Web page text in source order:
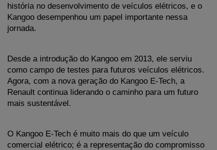
história no desenvolvimento de veículos elétricos, e o
Kangoo desempenhou um papel importante nessa
jornada.
Desde a introdução do Kangoo em 2013, ele serviu
como campo de testes para futuros veículos elétricos.
Agora, com a nova geração do Kangoo E-Tech, a
Renault continua liderando o caminho para um futuro
mais sustentável.
O Kangoo E-Tech é muito mais do que um veículo
comercial elétrico; é a representação do compromisso